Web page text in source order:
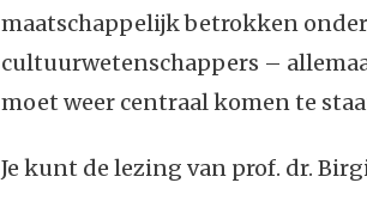
maatschappelijk betrokken
cultuurwetenschappers –
moet weer centraal komen te
Je kunt de lezing van prof. dr.